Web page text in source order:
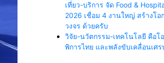
เที่ยว-บริการ จัด Food &
2026 เชื่อม 4 งานใหญ่ สร้างโอ
วงจร ด้วยครับ
วิจัย-นวัตกรรม-เทคโนโลยี คือโ
พิการไทย และพลังขับเคลื่อนเศร